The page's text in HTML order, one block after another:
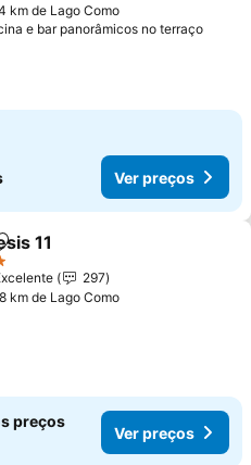
km de Lago Como
e bar panorâmicos no terraço
Ver preços
aos favoritos
11
297
km de Lago Como
preços
Ver preços